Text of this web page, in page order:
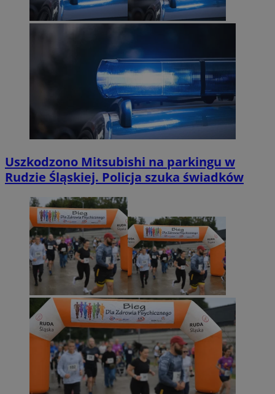
Uszkodzono Mitsubishi na parkingu w
Rudzie Śląskiej. Policja szuka świadków